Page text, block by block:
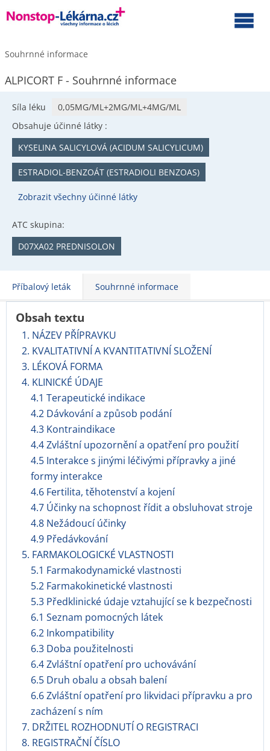
Souhrnné informace
ALPICORT F - Souhrnné informace
Síla léku
0,05MG/ML+2MG/ML+4MG/ML
Obsahuje účinné látky :
KYSELINA SALICYLOVÁ (ACIDUM SALICYLICUM)
ESTRADIOL-BENZOÁT (ESTRADIOLI BENZOAS)
Zobrazit všechny účinné látky
ATC skupina:
D07XA02 PREDNISOLON
Příbalový leták Souhrnné informace
Obsah textu
1. NÁZEV PŘÍPRAVKU
2. KVALITATIVNÍ A KVANTITATIVNÍ SLOŽENÍ
3. LÉKOVÁ FORMA
4. KLINICKÉ ÚDAJE
4.1 Terapeutické indikace
4.2 Dávkování a způsob podání
4.3 Kontraindikace
4.4 Zvláštní upozornění a opatření pro použití
4.5 Interakce s jinými léčivými přípravky a jiné
formy interakce
4.6 Fertilita, těhotenství a kojení
4.7 Účinky na schopnost řídit a obsluhovat stroje
4.8 Nežádoucí účinky
4.9 Předávkování
5. FARMAKOLOGICKÉ VLASTNOSTI
5.1 Farmakodynamické vlastnosti
5.2 Farmakokinetické vlastnosti
5.3 Předklinické údaje vztahující se k bezpečnosti
6.1 Seznam pomocných látek
6.2 Inkompatibility
6.3 Doba použitelnosti
6.4 Zvláštní opatření pro uchovávání
6.5 Druh obalu a obsah balení
6.6 Zvláštní opatření pro likvidaci přípravku a pro
zacházení s ním
7. DRŽITEL ROZHODNUTÍ O REGISTRACI
8. REGISTRAČNÍ ČÍSLO